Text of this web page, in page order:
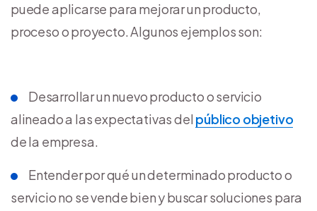
puede aplicarse para mejorar un producto,
proceso o proyecto. Algunos ejemplos son:
Desarrollar un nuevo producto o servicio
alineado a las expectativas del público objetivo
de la empresa.
Entender por qué un determinado producto o
servicio no se vende bien y buscar soluciones para